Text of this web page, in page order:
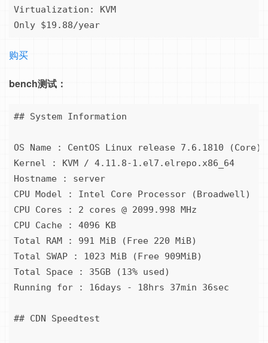
Virtualization: KVM
Only $19.88/year
购买
bench测试：
## System Information
OS Name : CentOS Linux release 7.6.1810
Kernel : KVM / 4.11.8-1.el7.elrepo.x86_64
Hostname : server
CPU Model : Intel Core Processor (Broadwell)
CPU Cores : 2 cores @ 2099.998 MHz
CPU Cache : 4096 KB
Total RAM : 991 MiB (Free 220 MiB)
Total SWAP : 1023 MiB (Free 909MiB)
Total Space : 35GB (13% used)
Running for : 16days - 18hrs 37min 36sec
## CDN Speedtest